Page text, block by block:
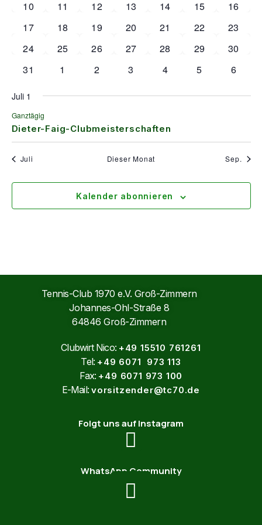
1 Veranstaltung
10 1 Veranstaltung
11 1 Veranstaltung
12 1 Veranstaltung
13 1 Veranstaltung
14 1 Veranstaltung
15 1
16
1 Veranstaltung
17 1 Veranstaltung
18 1 Veranstaltung
19 1 Veranstaltung
20 1 Veranstaltung
21 1 Veranstaltung
22 1
23
1 Veranstaltung
24 1 Veranstaltung
25 1 Veranstaltung
26 1 Veranstaltung
27 1 Veranstaltung
28 1 Veranstaltung
29 1
30
1 Veranstaltung
31 1 Veranstaltung
1 1 Veranstaltung
2 1 Veranstaltung
3 1 Veranstaltung
4 1
5 1
6
Juli 1
Ganztägig
Dieter-Faig-Clubmeisterschaften
Juli Dieser Monat Sep.
Kalender abonnieren
Tennis-Club 1970 e.V. Groß-Zimmern
Johannes-Ohl-Straße 8
64846 Groß-Zimmern
Clubwirt Nico: +49 15510 761261
Tel: +49 6071 973 113
Fax: +49 6071 973 100
E-Mail: vorsitzender@tc70.de
Folgt uns auf Instagram
WhatsApp Community